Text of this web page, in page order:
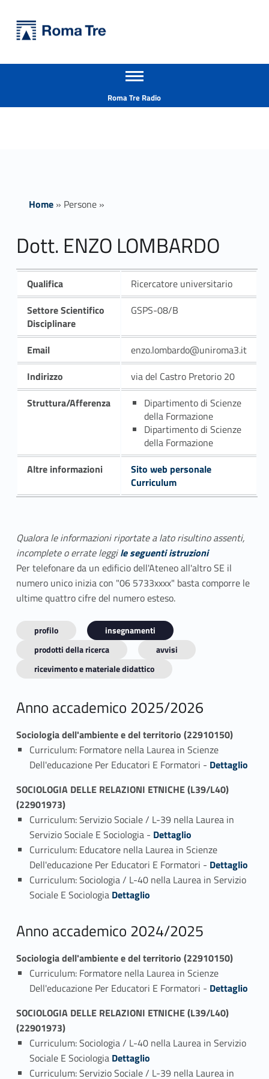
Dott. ENZO LOMBARDO insegnamenti - Università Roma Tre
Apri il menu secondario
Roma Tre Radio
Home» Persone»
Dott. ENZO LOMBARDO
Qualifica
Ricercatore universitario
Settore Scientifico
Disciplinare
GSPS-08/B
Email
enzo.lombardo@uniroma3.it
Indirizzo
via del Castro Pretorio 20
Struttura/Afferenza
Dipartimento di Scienze
della Formazione
Dipartimento di Scienze
della Formazione
Altre informazioni
Sito web personale
Curriculum
Qualora le informazioni riportate a lato risultino assenti,
incomplete o errate leggile seguenti istruzioni
Per telefonare da un edificio dell'Ateneo all'altro SE il
numero unico inizia con "06 5733xxxx" basta comporre le
ultime quattro cifre del numero esteso.
profilo
insegnamenti
prodotti della ricerca
avvisi
ricevimento e materiale didattico
Anno accademico 2025/2026
Sociologia dell'ambiente e del territorio (22910150)
Curriculum: Formatore nella Laurea in Scienze
Dell'educazione Per Educatori E Formatori - Link identifier #identifier_person_55399-1
Dettaglio
SOCIOLOGIA DELLE RELAZIONI ETNICHE (L39/L40)
(22901973)
Curriculum: Servizio Sociale / L-39 nella Laurea in
Servizio Sociale E Sociologia - Link identifier #identifier_person_179336-1
Dettaglio
Curriculum: Educatore nella Laurea in Scienze
Dell'educazione Per Educatori E Formatori - Link identifier #identifier_person_37350-2
Dettaglio
Curriculum: Sociologia / L-40 nella Laurea in Servizio
Sociale E SociologiaLink identifier #identifier_person_191206-3
Dettaglio
Anno accademico 2024/2025
Sociologia dell'ambiente e del territorio (22910150)
Curriculum: Formatore nella Laurea in Scienze
Dell'educazione Per Educatori E Formatori - Link identifier #identifier_person_103279-1
Dettaglio
SOCIOLOGIA DELLE RELAZIONI ETNICHE (L39/L40)
(22901973)
Curriculum: Sociologia / L-40 nella Laurea in Servizio
Sociale E SociologiaLink identifier #identifier_person_129143-1
Dettaglio
Curriculum: Servizio Sociale / L-39 nella Laurea in